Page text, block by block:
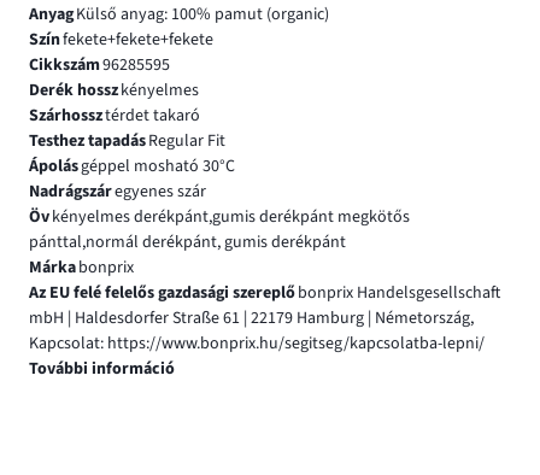
AnyagKülső anyag: 100% pamut (organic)
Színfekete+fekete+fekete
Cikkszám96285595
Derék hosszkényelmes
Szárhossztérdet takaró
Testhez tapadásRegular Fit
Ápolásgéppel mosható 30°C
Nadrágszáregyenes szár
Övkényelmes derékpánt,gumis derékpánt megkötős
pánttal,normál derékpánt, gumis derékpánt
Márkabonprix
Az EU felé felelős gazdasági szereplőbonprix Handelsgesellschaft
mbH | Haldesdorfer Straße 61 | 22179 Hamburg | Németország,
Kapcsolat: https://www.bonprix.hu/segitseg/kapcsolatba-lepni/
További információ